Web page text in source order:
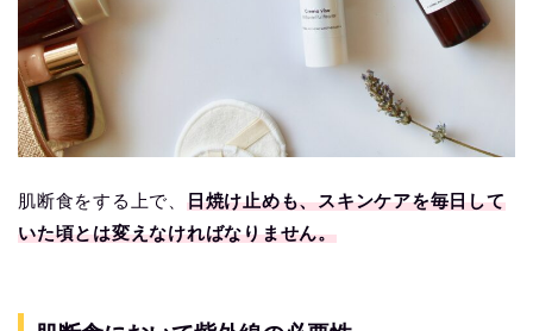
肌断食をする上で、 日焼け止めも、スキンケアを毎日して
いた頃とは変えなければなりません。